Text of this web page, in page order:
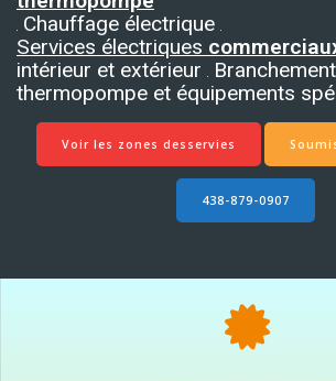
Chauffage électrique
Services électriques
intérieur et extérieur
thermopompe et équipements
Voir les zones desservies
438-879-0907